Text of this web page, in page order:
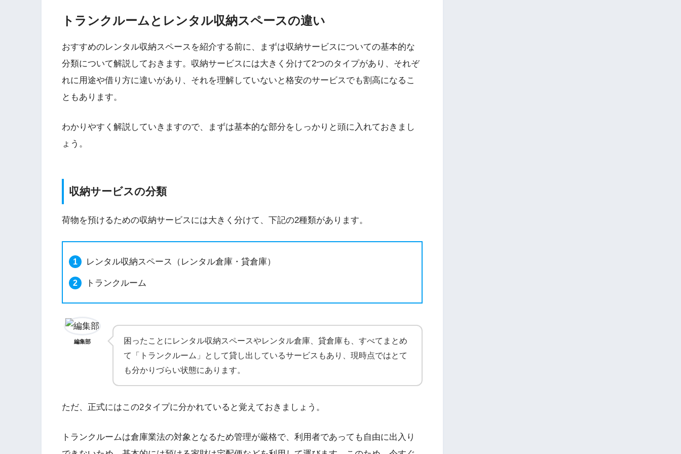
トランクルームとレンタル収納スペースの違い
おすすめのレンタル収納スペースを紹介する前に、まずは収納サービスについての基本的な
分類について解説しておきます。収納サービスには大きく分けて2つのタイプがあり、それぞ
れに用途や借り方に違いがあり、それを理解していないと格安のサービスでも割高になるこ
ともあります。
わかりやすく解説していきますので、まずは基本的な部分をしっかりと頭に入れておきまし
ょう。
収納サービスの分類
荷物を預けるための収納サービスには大きく分けて、下記の2種類があります。
レンタル収納スペース（レンタル倉庫・貸倉庫）
トランクルーム
編集部
困ったことにレンタル収納スペースやレンタル倉庫、貸倉庫も、すべてまとめ
て「トランクルーム」として貸し出しているサービスもあり、現時点ではとて
も分かりづらい状態にあります。
ただ、正式にはこの2タイプに分かれていると覚えておきましょう。
トランクルームは倉庫業法の対象となるため管理が厳格で、利用者であっても自由に出入り